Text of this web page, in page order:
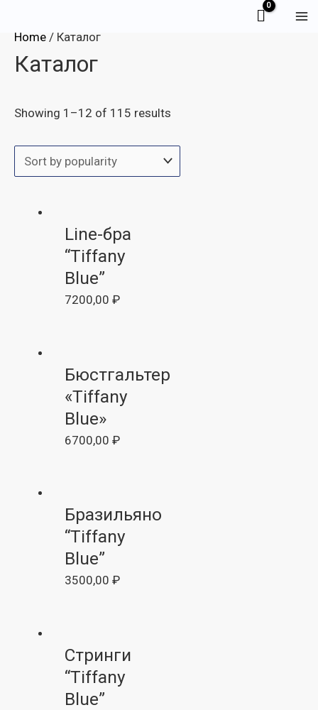
содержимому
Home / Каталог
Каталог
Showing 1–12 of 115 results
Line-бра
“Tiffany
Blue”
7200,00 ₽
Бюстгальтер
«Tiffany
Blue»
6700,00 ₽
Бразильяно
“Tiffany
Blue”
3500,00 ₽
Стринги
“Tiffany
Blue”